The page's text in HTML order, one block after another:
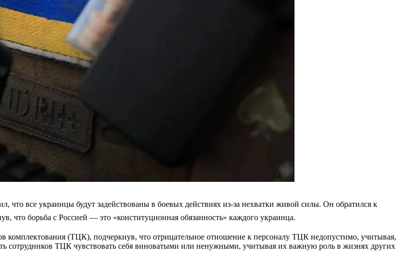
все украинцы будут задействованы в боевых действиях из-за нехватки живой силы. Он обратился к
что борьба с Россией — это «конституционная обязанность» каждого украинца.
комплектования (ТЦК), подчеркнув, что отрицательное отношение к персоналу ТЦК недопустимо, учитывая,
сотрудников ТЦК чувствовать себя виноватыми или ненужными, учитывая их важную роль в жизнях других